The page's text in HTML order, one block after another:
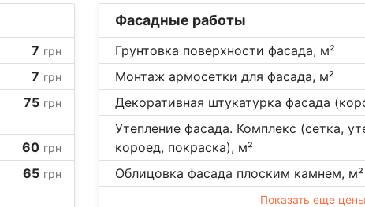
7 грн
7 грн
75 грн
60 грн
65 грн
Фасадные работы
Грунтовка поверхности фасада, м²
Монтаж армосетки для фасада, м²
Декоративная штукатурка фасада
Утепление фасада. Комплекс (сетка,
короед, покраска), м²
Облицовка фасада плоским камнем, м²
Показать еще цены